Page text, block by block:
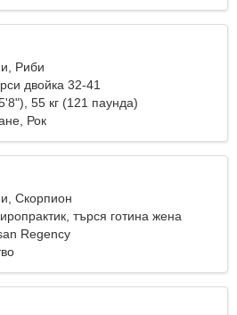
Риби
двойка 32-41
55 кг (121 паунда)
Рок
Скорпион
търся готина жена
Regency